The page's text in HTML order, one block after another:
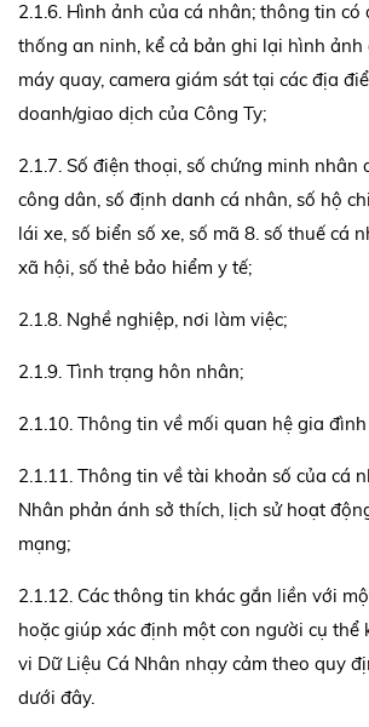
2.1.6. Hình ảnh của cá nhân; thông tin có
thống an ninh, kể cả bản ghi lại hình
máy quay, camera giám sát tại các địa
doanh/giao dịch của Công Ty;
2.1.7. Số điện thoại, số chứng minh nhân
công dân, số định danh cá nhân, số hộ
lái xe, số biển số xe, số mã 8. số thuế cá
xã hội, số thẻ bảo hiểm y tế;
2.1.8. Nghề nghiệp, nơi làm việc;
2.1.9. Tình trạng hôn nhân;
2.1.10. Thông tin về mối quan hệ gia
2.1.11. Thông tin về tài khoản số của cá
Nhân phản ánh sở thích, lịch sử hoạt
mạng;
2.1.12. Các thông tin khác gắn liền với
hoặc giúp xác định một con người cụ thể
vi Dữ Liệu Cá Nhân nhạy cảm theo quy
dưới đây.